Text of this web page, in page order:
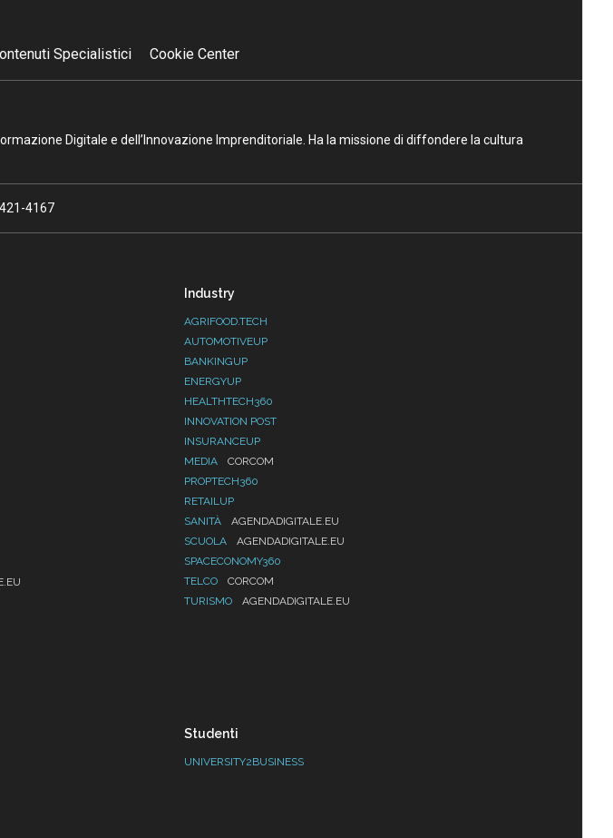
Specialistici Cookie Center
Digitale e dell’Innovazione Imprenditoriale. Ha la missione di diffondere la cultura
4167
Industry
AGRIFOOD.TECH
AUTOMOTIVEUP
BANKINGUP
ENERGYUP
HEALTHTECH360
INNOVATION POST
INSURANCEUP
MEDIA
CORCOM
PROPTECH360
RETAILUP
SANITÀ
AGENDADIGITALE.EU
SCUOLA
AGENDADIGITALE.EU
SPACECONOMY360
TELCO
CORCOM
TURISMO
AGENDADIGITALE.EU
Studenti
UNIVERSITY2BUSINESS